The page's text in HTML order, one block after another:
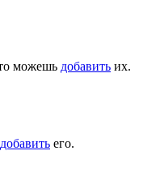
можешь добавить их.
добавить его.